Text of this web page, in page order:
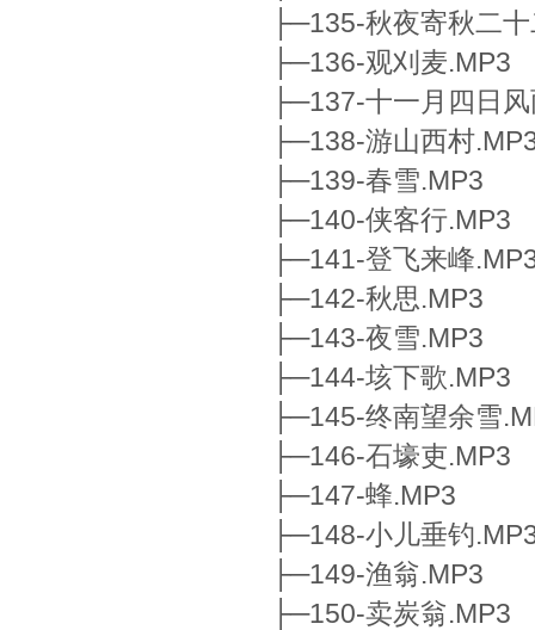
├─135-秋夜寄秋二
├─136-观刈麦.MP3
├─137-十一月四日
├─138-游山西村
├─139-春雪.MP3
├─140-侠客行.MP3
├─141-登飞来峰
├─142-秋思.MP3
├─143-夜雪.MP3
├─144-垓下歌.MP3
├─145-终南望余雪
├─146-石壕吏.MP3
├─147-蜂.MP3
├─148-小儿垂钓
├─149-渔翁.MP3
├─150-卖炭翁.MP3